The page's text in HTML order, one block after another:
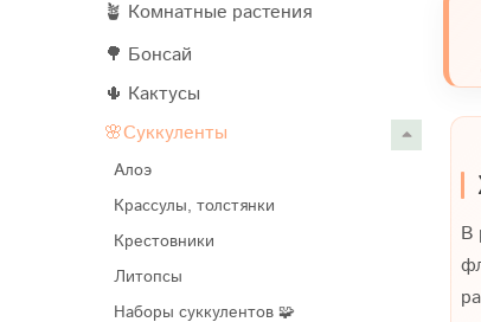
🪴 Комнатные растения
🌳 Бонсай
🌵 Кактусы
🌸Суккуленты
Алоэ
Крассулы, толстянки
Крестовники
Литопсы
Наборы суккулентов 🧩
В